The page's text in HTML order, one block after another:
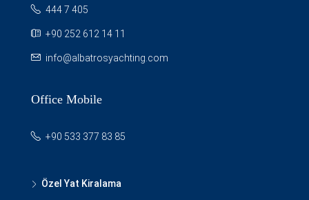
444 7 405
+90 252 612 14 11
info@albatrosyachting.com
Office Mobile
+90 533 377 83 85
Özel Yat Kiralama